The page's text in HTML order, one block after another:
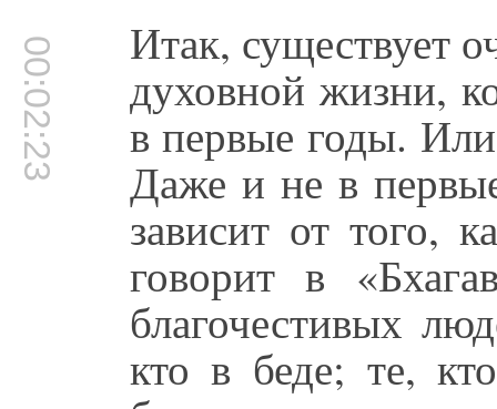
00:02:23 Итак, существует
духовной жизни,
в первые годы.
Даже и не в
зависит от того,
говорит в
благочестивых
кто в беде; те,